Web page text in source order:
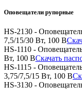
Оповещатели рупорные
HS-2130 -
7,5/15/30 Вт, 100 В
HS-1110 -
Вт, 100 ВСкачать
HS-1115 -
3,75/7,5/15 Вт, 100 В
HS-3130 -